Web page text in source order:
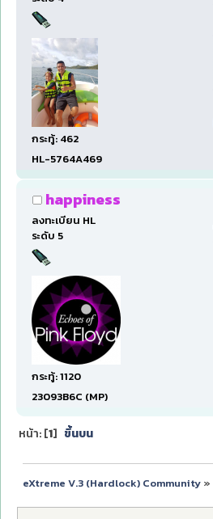
กระทู้: 462
HL-5764A469
happiness
ลงทะเบียน HL
ระดับ 5
กระทู้: 1120
23093B6C (MP)
หน้า: [1] ขึ้นบน
eXtreme V.3 (Hardlock) Community»